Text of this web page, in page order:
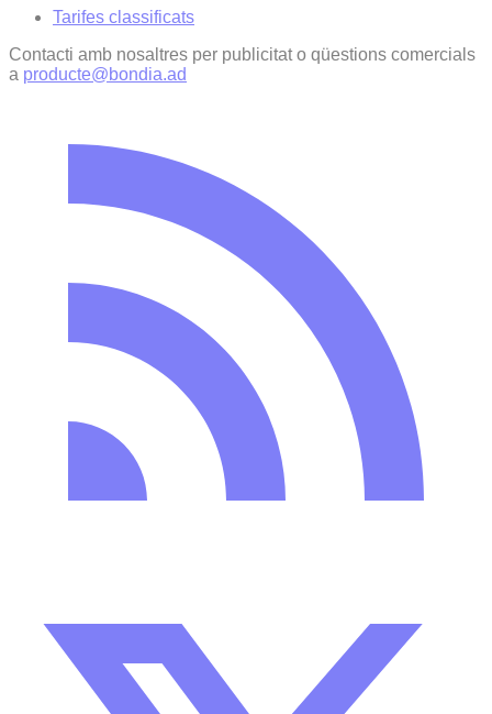
Tarifes classificats
Contacti amb nosaltres per publicitat o qüestions comercials
a producte@bondia.ad